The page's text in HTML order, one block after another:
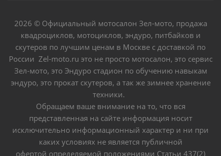
2026 © Официальный мотосалон Зел-мото, продажа
квадроциклов, мотоциклов, эндуро, питбайков и
скутеров по лучшим ценам в Москве с доставкой по
России Zel-moto.ru это не просто мотосалон, это сервис
Зел-мото, это Эндуро стадион по обучению навыкам
эндуро, это прокат скутеров, а так же зимнее хранение
техники.
Обращаем ваше внимание на то, что вся
представленная на сайте информация носит
исключительно информационный характер и ни при
каких условиях не является публичной
офертой определяемой положениями Статьи 437(2)